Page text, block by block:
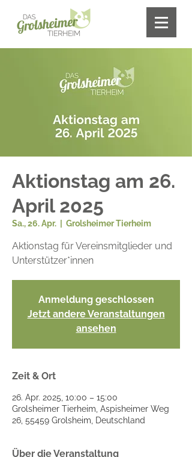
Aktionstag am 26.
April 2025
Sa., 26. Apr. Grolsheimer Tierheim
Aktionstag für Vereinsmitglieder und
Unterstützer*innen
Anmeldung geschlossen
Jetzt andere Veranstaltungen
ansehen
Zeit & Ort
26. Apr. 2025, 10:00 – 15:00
Grolsheimer Tierheim, Aspisheimer Weg
26, 55459 Grolsheim, Deutschland
Über die Veranstaltung